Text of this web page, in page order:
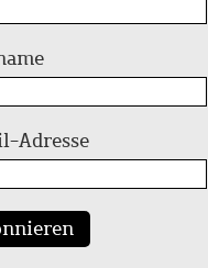
Adresse